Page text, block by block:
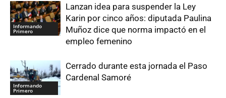
Informando
Primero
Lanzan idea para suspender la Ley
Karin por cinco años: diputada Paulina
Muñoz dice que norma impactó en el
empleo femenino
Informando
Primero
Cerrado durante esta jornada el Paso
Cardenal Samoré